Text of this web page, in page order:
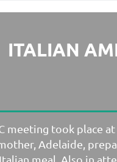
ITALIAN
meeting took place at
Adelaide,
meal. Also in